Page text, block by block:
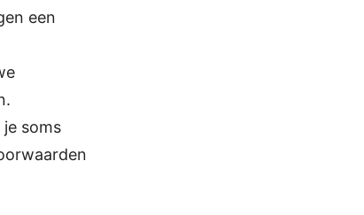
een
soms